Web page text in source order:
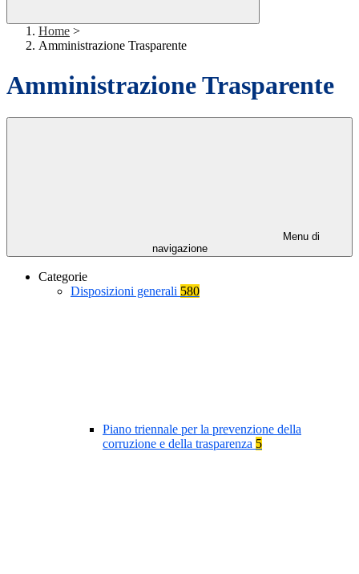
Home >
Amministrazione Trasparente
Amministrazione Trasparente
Menu di
navigazione
Categorie
Disposizioni generali 580
Piano triennale per la prevenzione della
corruzione e della trasparenza 5